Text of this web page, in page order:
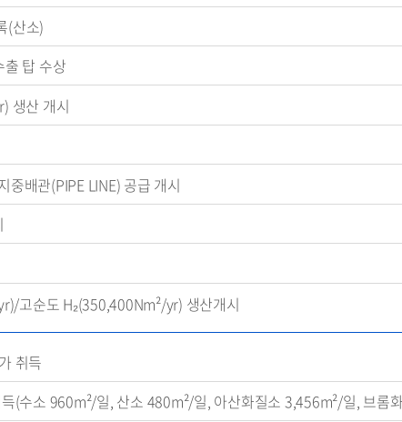
(산소)
탑 수상
생산 개시
중배관(PIPE LINE) 공급 개시
고순도 H₂(350,400Nm²/yr) 생산개시
취득
(수소 960m²/일, 산소 480m²/일, 아산화질소 3,456m²/일, 브롬